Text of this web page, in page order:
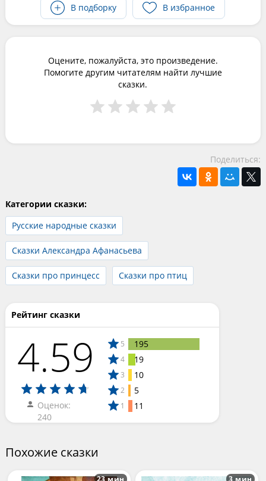
В подборку
В избранное
Оцените, пожалуйста, это произведение.
Помогите другим читателям найти лучшие
сказки.
Поделиться:
Категории сказки:
Русские народные сказки
Сказки Александра Афанасьева
Сказки про принцесс Сказки про птиц
Рейтинг сказки
4.59
Оценок:
240
5 195
4 19
3 10
2 5
1 11
Похожие сказки
23 мин 3 мин